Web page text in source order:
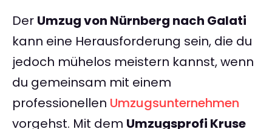
Der Umzug von Nürnberg nach Galati
kann eine Herausforderung sein, die du
jedoch mühelos meistern kannst, wenn
du gemeinsam mit einem
professionellen Umzugsunternehmen
vorgehst. Mit dem Umzugsprofi Kruse